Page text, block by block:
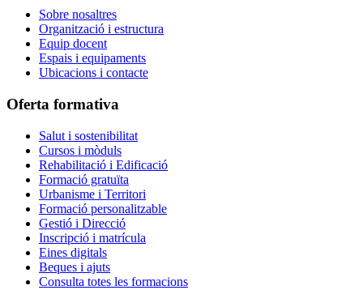
Sobre nosaltres
Organització i estructura
Equip docent
Espais i equipaments
Ubicacions i contacte
Oferta formativa
Salut i sostenibilitat
Cursos i mòduls
Rehabilitació i Edificació
Formació gratuïta
Urbanisme i Territori
Formació personalitzable
Gestió i Direcció
Inscripció i matrícula
Eines digitals
Beques i ajuts
Consulta totes les formacions